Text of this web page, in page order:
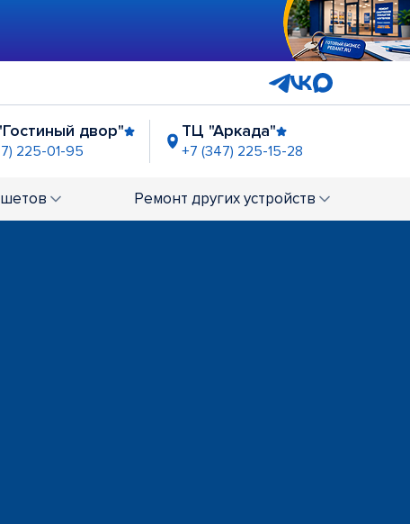
двор"
225-01-95
ТЦ "Аркада"
+7 (347) 225-15-28
Ремонт других устройств